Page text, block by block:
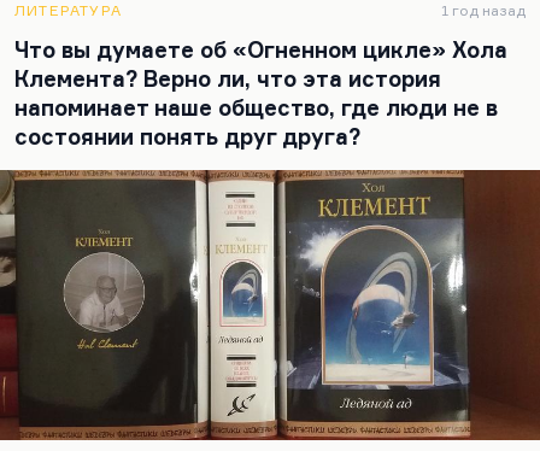
маргинальная, альбомная, мадригальная лирика
(мадригально-маргинальная) двинулась в центр и
оттеснила философскую поэзию, оду и эпос, – это
было выражение немножко обывательского
желания говорить красиво, но это было
выдвижение в мейнстрим живого человеческого
чувства, а не официально предписанного.
И конечно, Пушкин, который именно на
любовной лирике, беспринципно откровенной,
сделал себе…
ЛИТЕРАТУРА 1 год назад
Что вы думаете об «Огненном цикле» Хола
Клемента? Верно ли, что эта история
напоминает наше общество, где люди не в
состоянии понять друг друга?